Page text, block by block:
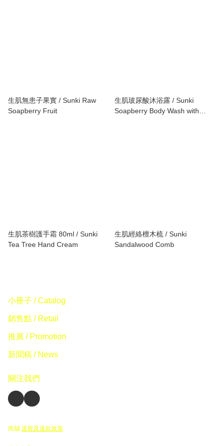
生肌無患子果實 / Sunki Raw
Soapberry Fruit
生肌玻尿酸沐浴露 / Sunki
Soapberry Body Wash with
生肌茶樹護手霜 80ml / Sunki
Tea Tree Hand Cream
生肌經絡檀木梳 / Sunki
Sandalwood Comb
小冊子 / Catalog
銷售點 / Retail
推廣 / Promotion
新聞稿 / News
關注我們
商舖 退貨及退款政策